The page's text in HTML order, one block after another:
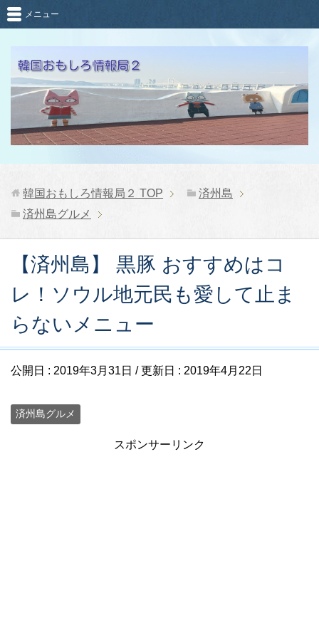
メニュー
韓国おもしろ情報局２ TOP
済州島
済州島グルメ
【済州島】 黒豚 おすすめはコ
レ！ソウル地元民も愛して止ま
らないメニュー
公開日 : 2019年3月31日 / 更新日 : 2019年4月22日
済州島グルメ
スポンサーリンク